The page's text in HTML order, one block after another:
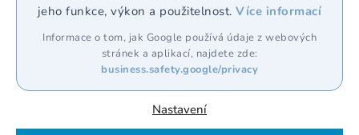
jeho funkce, výkon a použitelnost.Více informací
Informace o tom, jak Google používá údaje z webových
stránek a aplikací, najdete zde:
business.safety.google/privacy
Nastavení